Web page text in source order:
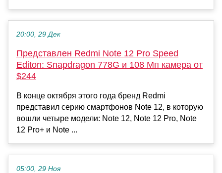
20:00, 29 Дек
Представлен Redmi Note 12 Pro Speed
Editon: Snapdragon 778G и 108 Мп камера от
$244
В конце октября этого года бренд Redmi
представил серию смартфонов Note 12, в которую
вошли четыре модели: Note 12, Note 12 Pro, Note
12 Pro+ и Note ...
05:00, 29 Ноя